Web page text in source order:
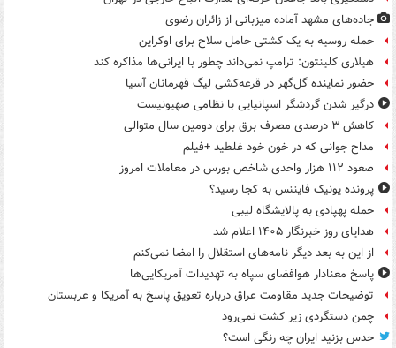
جاده‌های مشهد آماده میزبانی از زائران رضوی
حمله روسیه به یک کشتی حامل سلاح برای اوکراین
هیلاری کلینتون: ترامپ نمی‌داند چطور با ایرانی‌ها مذاکره کند
حضور نماینده گل‌گهر در قرعه‌کشی لیگ قهرمانان آسیا
درگیر شدن گردشگر اسپانیایی با نظامی صهیونیست
کاهش ۳ درصدی مصرف برق برای دومین سال متوالی
مداح جوانی که در خون خود غلطید +فیلم
صعود ۱۱۲ هزار واحدی شاخص بورس در معاملات امروز
پرونده یونیک فایننس به کجا رسید؟
حمله پهپادی به پالایشگاه لیبی
هدایای روز خبرنگار ۱۴۰۵ اعلام شد
از این به بعد دیگر نامه‌های استقلال را امضا نمی‌کنم
پاسخ معنادار هوافضای سپاه به تهدیدات آمریکایی‌ها
توضیحات جدید مقاومت عراق درباره تعویق پاسخ به آمریکا و عربستان
چمن دستگردی زیر کشت نمی‌رود
حدس بزنید ایران چه رنگی است؟